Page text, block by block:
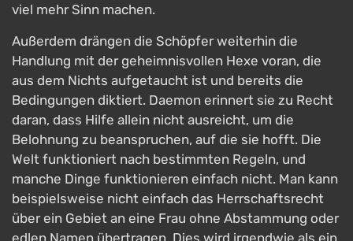
viel mehr Sinn machen.
Außerdem drängen die Schöpfer weiterhin die
Handlung mit der geheimnisvollen Hexe voran, die
aus dem Nichts aufgetaucht ist und bereits die
Bedingungen diktiert. Daemon erinnert sie zu Recht
daran, dass Hilfe allein nicht ausreicht, um die
Belohnung zu beanspruchen, auf die sie hofft. Die
Welt funktioniert nach bestimmten Regeln, und
manche Dinge funktionieren einfach nicht. Man kann
beispielsweise nicht einfach das Herrschaftsrecht
über ein Gebiet an eine Frau ohne Abstammung oder
edlen Namen übertragen. Dies wird irgendwie als ein